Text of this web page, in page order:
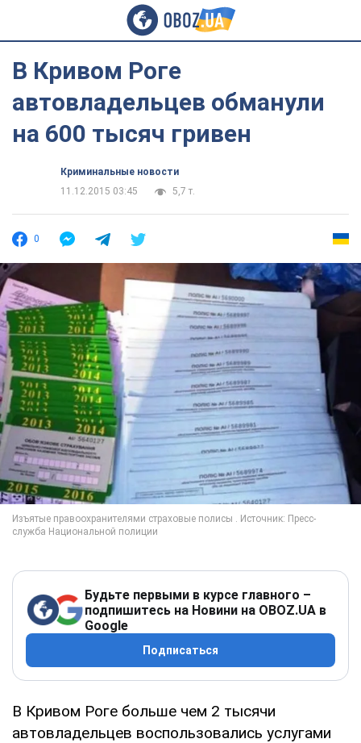
В Кривом Роге
автовладельцев обманули
на 600 тысяч гривен
Криминальные новости
11.12.2015 03:45
5,7 т.
0
Будьте первыми в курсе главного –
подпишитесь на Новини на OBOZ.UA в
Google
Подписаться
В Кривом Роге больше чем 2 тысячи
автовладельцев воспользовались услугами